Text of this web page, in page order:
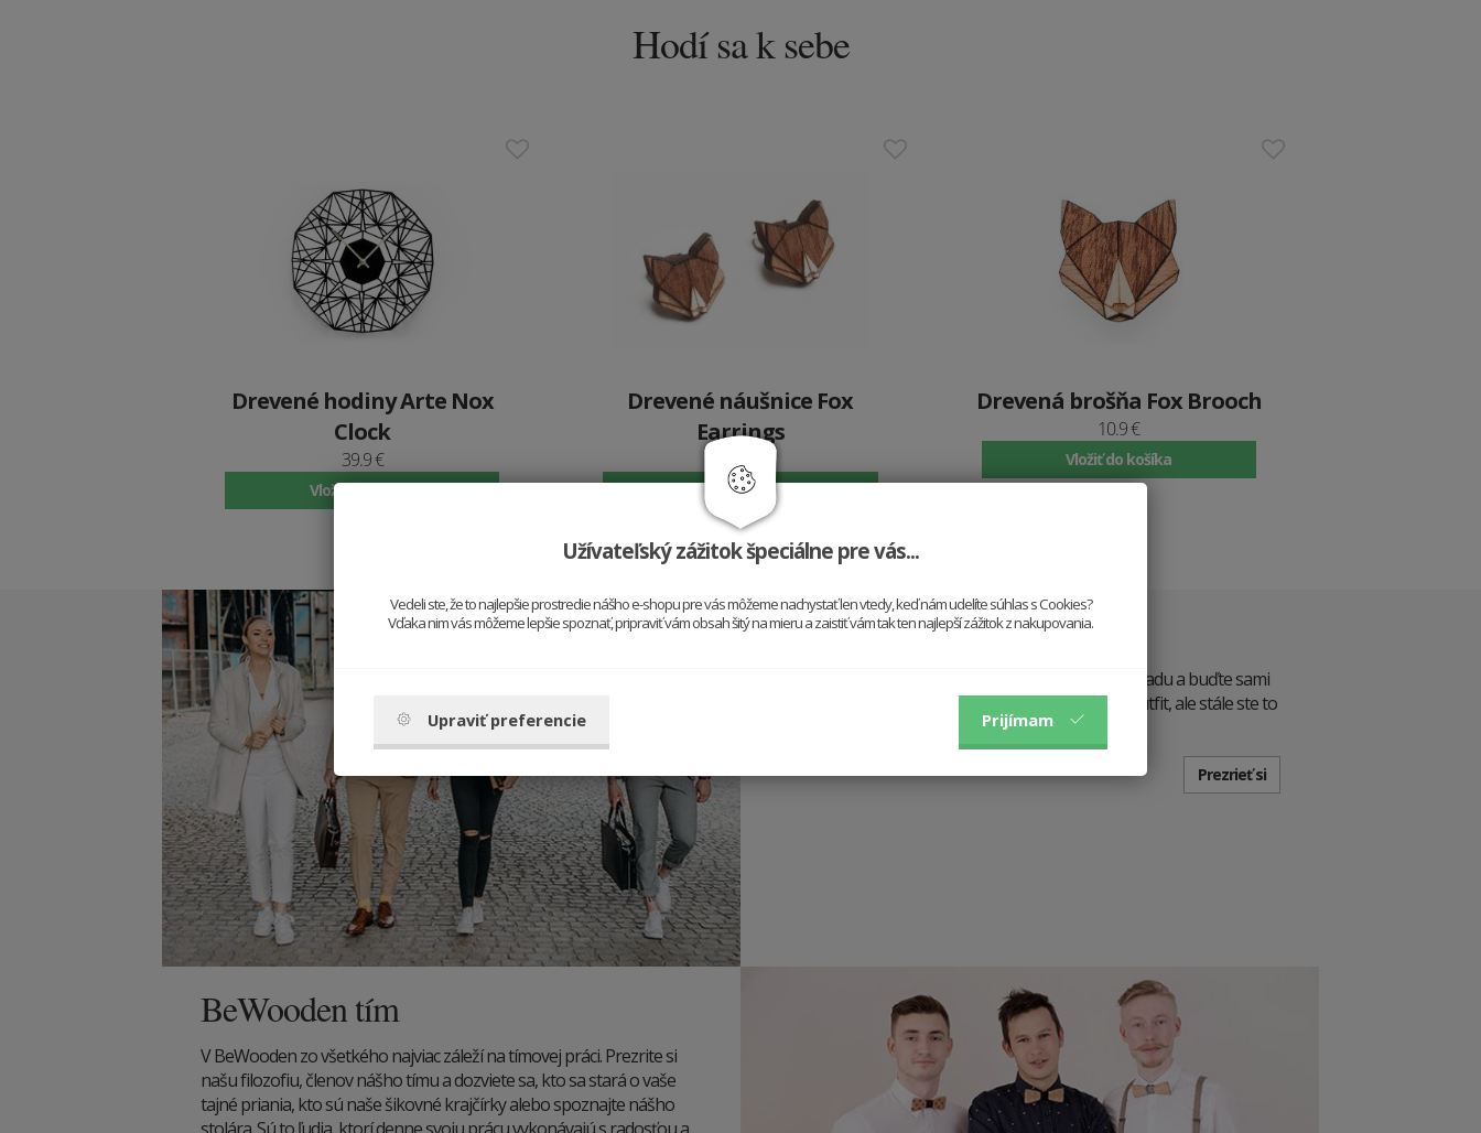
Hodí sa k sebe
Drevené hodiny Arte Nox
Clock
39.9 €
Vložiť do košíka
Drevené náušnice Fox
Earrings
19.9 €
Vložiť do košíka
Drevená brošňa Fox Brooch
10.9 €
Vložiť do košíka
Vytvorte si vlastný štýl
Nemusíte sa riadiť trendami, tvorte ich! Vystúpte z radu a buďte sami
sebou. Do práce, do spoločnosti, na večeru – iný outfit, ale stále ste to
Prezrieť si
BeWooden tím
V BeWooden zo všetkého najviac záleží na tímovej práci. Prezrite si
našu filozofiu, členov nášho tímu a dozviete sa, kto sa stará o vaše
tajné priania, kto sú naše šikovné krajčírky alebo spoznajte nášho
stolára. Sú to ľudia, ktorí denne svoju prácu vykonávajú s radosťou a
Užívateľský zážitok špeciálne pre vás...
Vedeli ste, že to najlepšie prostredie nášho e-shopu pre vás môžeme nachystať len vtedy, keď nám udelíte súhlas s Cookies?
Vďaka nim vás môžeme lepšie spoznať, pripraviť vám obsah šitý na mieru a zaistiť vám tak ten najlepší zážitok z nakupovania.
Upraviť preferencie Prijímam